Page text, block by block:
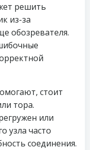
решить
из-за
обозревателя.
стоит
тора.
или
узла часто
соединения.